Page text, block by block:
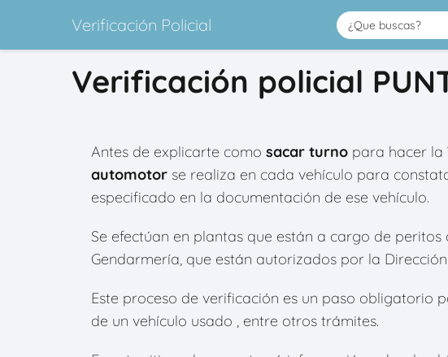
Verificación Policial
Verificación policial
Antes de explicarte como sacar turno para hacer la
automotor se realiza en cada vehículo para
especificado en la documentación de ese vehículo.
Se efectúan en plantas que están a cargo de
Gendarmería, que están autorizados por la
Este proceso de verificación es un paso obligatorio
de un vehículo usado , entre otros trámites.